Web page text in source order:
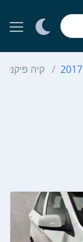
2017 קיה פיקנטו